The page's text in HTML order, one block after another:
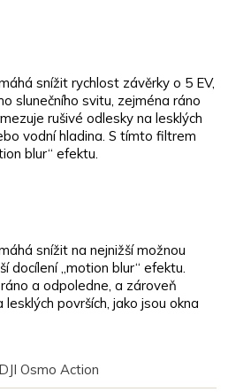
snížit rychlost závěrky o 5 EV,
slunečního svitu, zejména ráno
rušivé odlesky na lesklých
vodní hladina. S tímto filtrem
blur“ efektu.
snížit na nejnižší možnou
docílení „motion blur“ efektu.
a odpoledne, a zároveň
površích, jako jsou okna
DJI Osmo Action